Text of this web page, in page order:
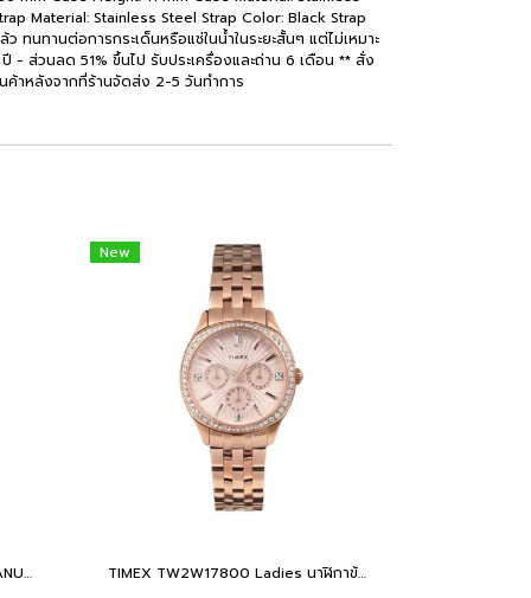
Material: Stainless Steel Strap Color: Black Strap
นทานต่อการกระเด็นหรือแช่ในน้ำในระยะสั้นๆ แต่ไม่เหมาะ
- ส่วนลด 51% ขึ้นไป รับประเครื่องและถ่าน 6 เดือน ** สั่ง
าหลังจากที่ร้านจัดส่ง 2-5 วันทำการ
TIMEX TW2V63200TM W22 PEANUTS MARLIN SNOOPY
New
TIMEX TW2W17800 Ladies นาฬิกาข้อมือผู้หญิง สายสแตนเลส สีโรสโกลด์ หน้าปัด 36 มม.